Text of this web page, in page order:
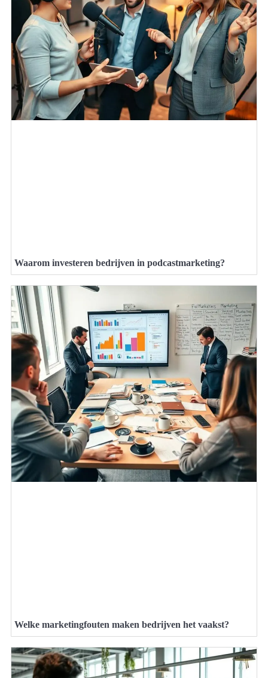
Waarom investeren bedrijven in podcastmarketing?
Welke marketingfouten maken bedrijven het vaakst?